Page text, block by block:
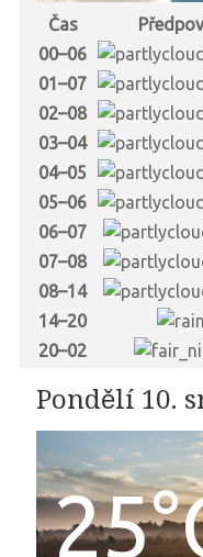
Čas
00–06
01–07
02–08
03–04
04–05
05–06
06–07
07–08
08–14
14–20
20–02
Pondělí 10.